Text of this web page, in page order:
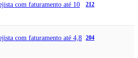
com faturamento até 10
212
com faturamento até 4,8
204